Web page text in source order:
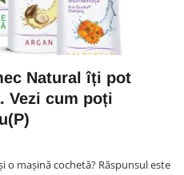
Natural îți pot
Vezi cum poți
o mașină cochetă? Răspunsul este